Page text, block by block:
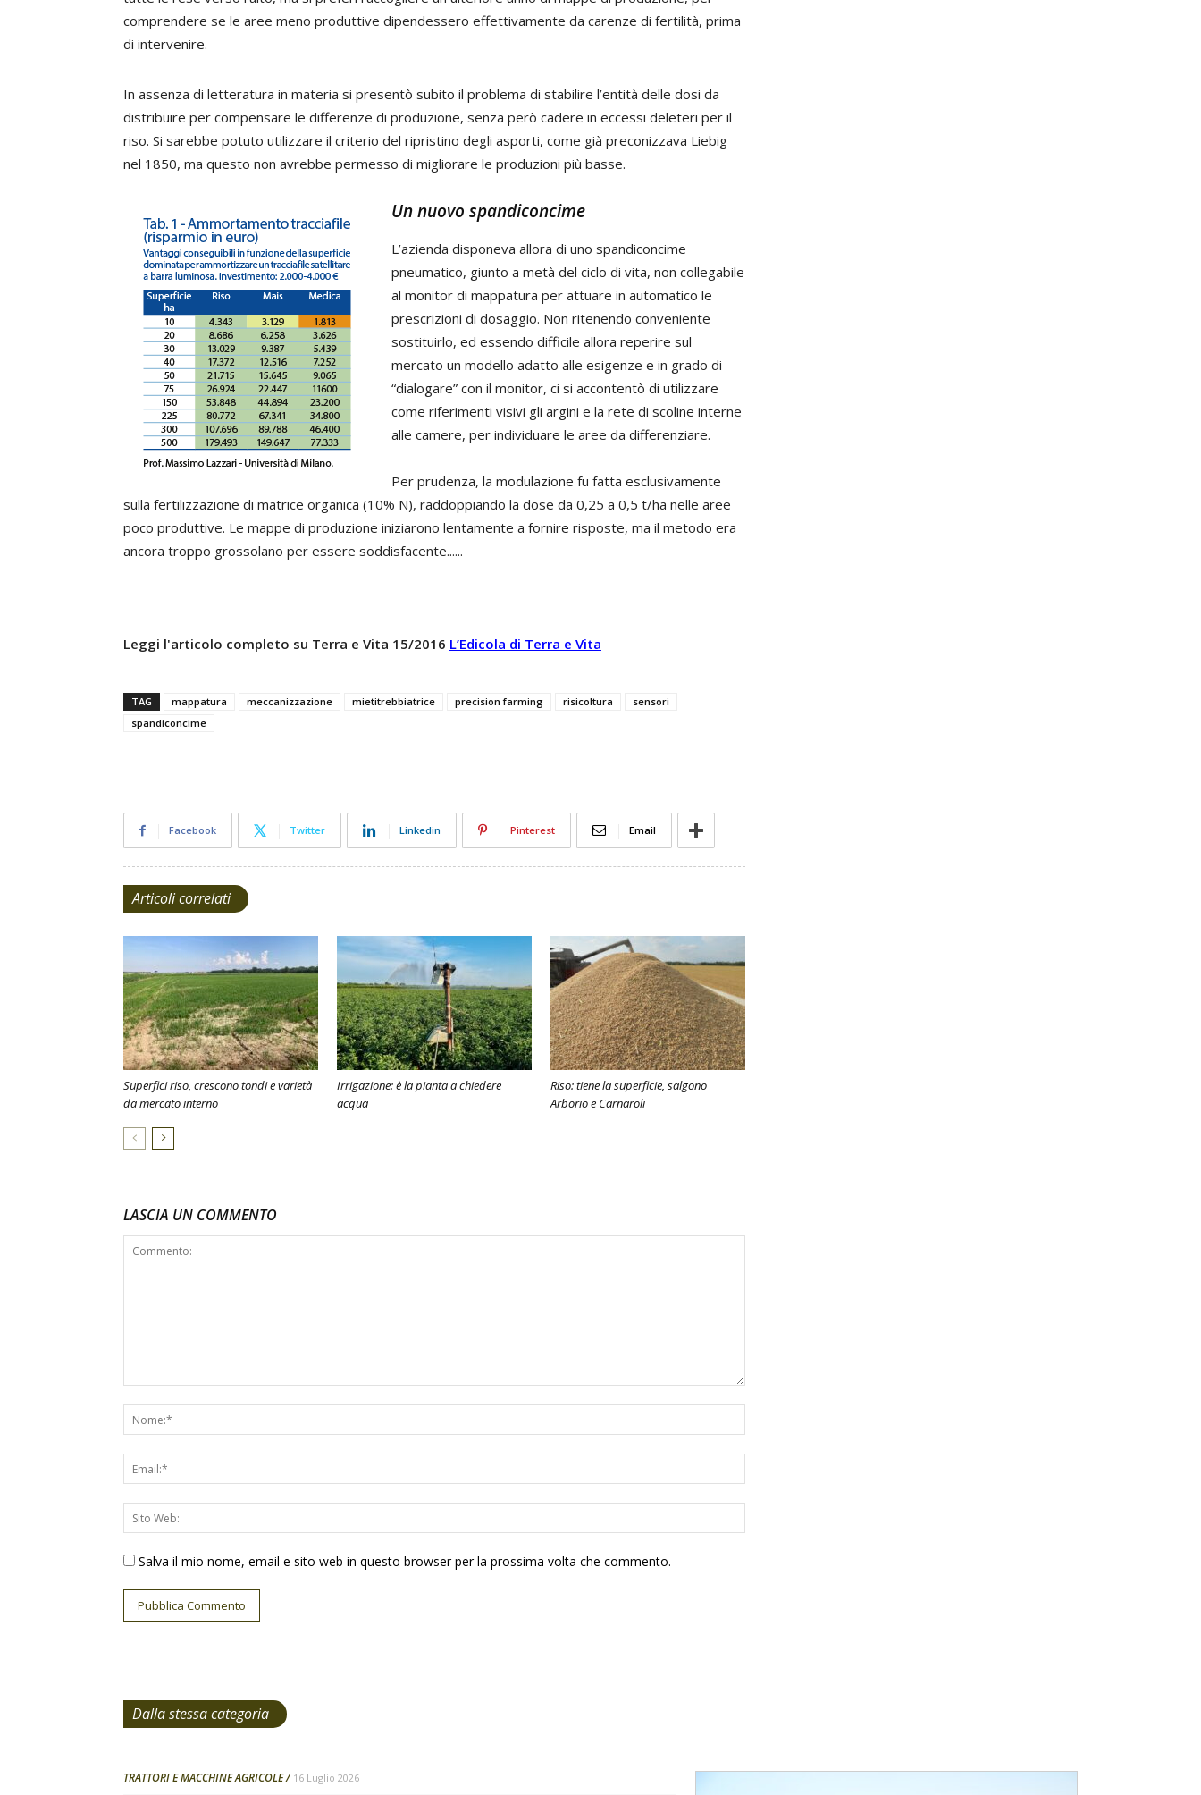
comprendere se le aree meno produttive dipendessero effettivamente da carenze di fertilità, prima
di intervenire.
In assenza di letteratura in materia si presentò subito il problema di stabilire l’entità delle dosi da
distribuire per compensare le differenze di produzione, senza però cadere in eccessi deleteri per il
riso. Si sarebbe potuto utilizzare il criterio del ripristino degli asporti, come già preconizzava Liebig
nel 1850, ma questo non avrebbe permesso di migliorare le produzioni più basse.
Un nuovo spandiconcime
L’azienda disponeva allora di uno spandiconcime
pneumatico, giunto a metà del ciclo di vita, non collegabile
al monitor di mappatura per attuare in automatico le
prescrizioni di dosaggio. Non ritenendo conveniente
sostituirlo, ed essendo difficile allora reperire sul
mercato un modello adatto alle esigenze e in grado di
“dialogare” con il monitor, ci si accontentò di utilizzare
come riferimenti visivi gli argini e la rete di scoline interne
alle camere, per individuare le aree da differenziare.
Per prudenza, la modulazione fu fatta esclusivamente
sulla fertilizzazione di matrice organica (10% N), raddoppiando la dose da 0,25 a 0,5 t/ha nelle aree
poco produttive. Le mappe di produzione iniziarono lentamente a fornire risposte, ma il metodo era
ancora troppo grossolano per essere soddisfacente......
Leggi l'articolo completo su Terra e Vita 15/2016 L’Edicola di Terra e Vita
TAG mappatura meccanizzazione mietitrebbiatrice precision farming risicoltura
sensori
spandiconcime
Facebook Twitter Linkedin Pinterest Email
Articoli correlati
Superfici riso, crescono tondi e varietà
da mercato interno
Irrigazione: è la pianta a chiedere
acqua
Riso: tiene la superficie, salgono
Arborio e Carnaroli
LASCIA UN COMMENTO
Salva il mio nome, email e sito web in questo browser per la prossima volta che commento.
Dalla stessa categoria
TRATTORI E MACCHINE AGRICOLE 16 Luglio 2026